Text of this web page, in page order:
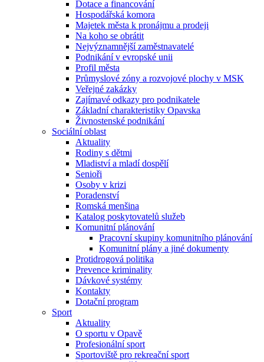
Dotace a financování
Hospodářská komora
Majetek města k pronájmu a prodeji
Na koho se obrátit
Nejvýznamnější zaměstnavatelé
Podnikání v evropské unii
Profil města
Průmyslové zóny a rozvojové plochy v MSK
Veřejné zakázky
Zajímavé odkazy pro podnikatele
Základní charakteristiky Opavska
Živnostenské podnikání
Sociální oblast
Aktuality
Rodiny s dětmi
Mladiství a mladí dospělí
Senioři
Osoby v krizi
Poradenství
Romská menšina
Katalog poskytovatelů služeb
Komunitní plánování
Pracovní skupiny komunitního plánování
Komunitní plány a jiné dokumenty
Protidrogová politika
Prevence kriminality
Dávkové systémy
Kontakty
Dotační program
Sport
Aktuality
O sportu v Opavě
Profesionální sport
Sportoviště pro rekreační sport